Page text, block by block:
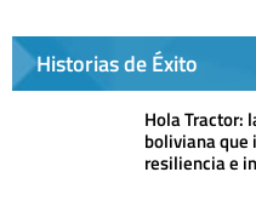
Historias de Éxito
Hola Tractor:
boliviana
resiliencia e